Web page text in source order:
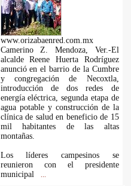
www.orizabaenred.com.mx
Camerino Z. Mendoza, Ver.-El
alcalde Reene Huerta Rodríguez
anunció en el barrio de la Cumbre
y congregación de Necoxtla,
introducción de dos redes de
energía eléctrica, segunda etapa de
agua potable y construcción de la
clínica de salud en beneficio de 15
mil habitantes de las altas
montañas.
Los líderes campesinos se
reunieron con el presidente
municipal